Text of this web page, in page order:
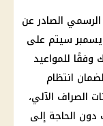
الصادر عن
سيتم على
ديسمبر، وذلك وفقًا للمواعيد
انتظام
الصراف الآلي،
الحاجة إلى